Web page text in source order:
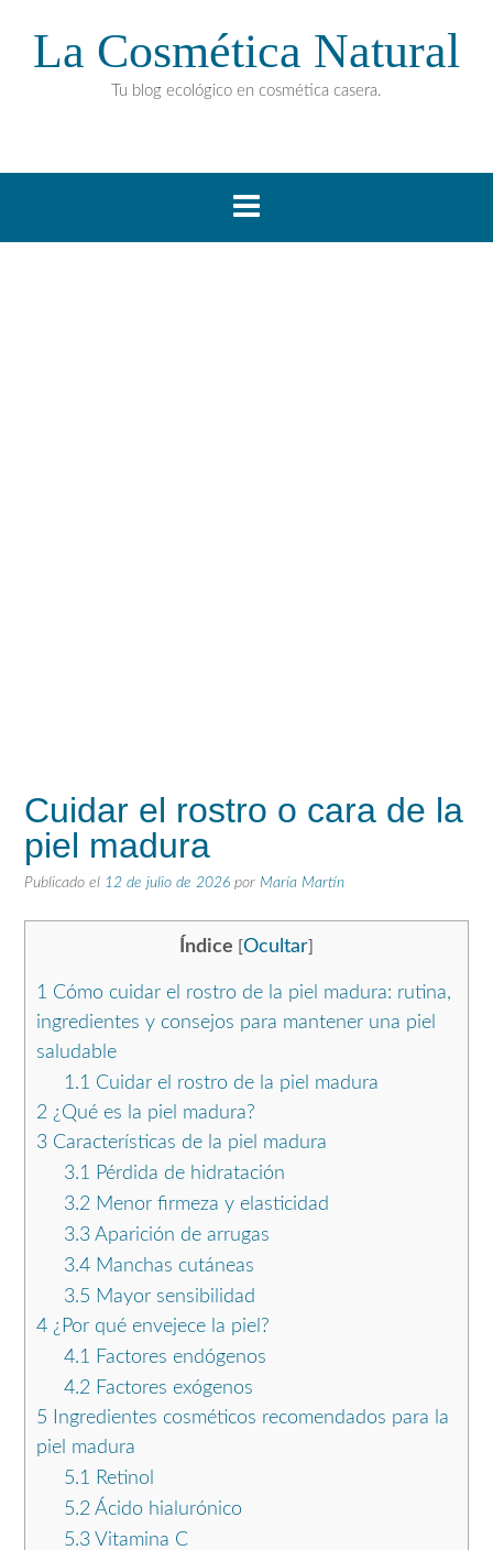
La Cosmética Natural
Tu blog ecológico en cosmética casera.
Cuidar el rostro o cara de la
piel madura
Publicado el 12 de julio de 2026 por María Martín
Índice [Ocultar]
1 Cómo cuidar el rostro de la piel madura: rutina,
ingredientes y consejos para mantener una piel
saludable
1.1 Cuidar el rostro de la piel madura
2 ¿Qué es la piel madura?
3 Características de la piel madura
3.1
Pérdida de hidratación
3.2 Menor firmeza y elasticidad
3.3Aparición de arrugas
3.4Manchas cutáneas
3.5 Mayor sensibilidad
4 ¿Por qué envejece la piel?
4.1
Factores endógenos
4.2 Factores exógenos
5 Ingredientes cosméticos recomendados para la
piel madura
5.1
Retinol
5.2 Ácido hialurónico
5.3Vitamina C